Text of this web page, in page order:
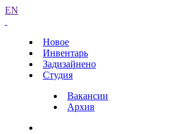
EN
Новое
Инвентарь
Задизайнено
Студия
Вакансии
Архив